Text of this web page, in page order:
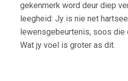
gekenmerk word deur diep
leegheid: Jy is nie net
lewensgebeurtenis, soos die
Wat jy voel is groter as dit.